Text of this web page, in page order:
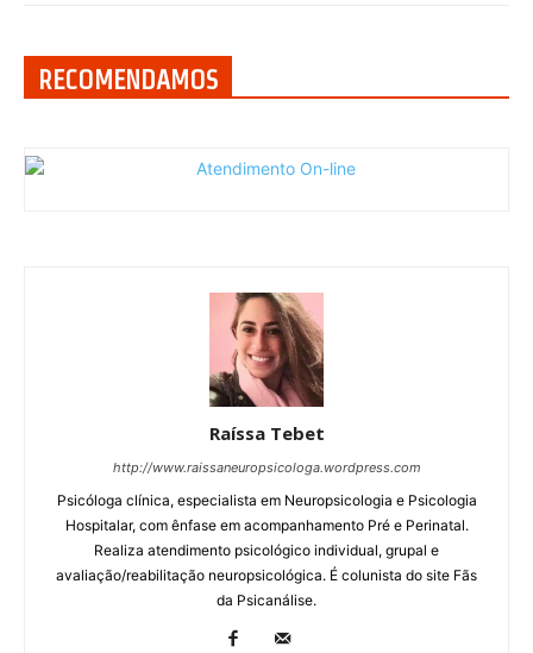
RECOMENDAMOS
Raíssa Tebet
http://www.raissaneuropsicologa.wordpress.com
Psicóloga clínica, especialista em Neuropsicologia e Psicologia
Hospitalar, com ênfase em acompanhamento Pré e Perinatal.
Realiza atendimento psicológico individual, grupal e
avaliação/reabilitação neuropsicológica. É colunista do site Fãs
da Psicanálise.